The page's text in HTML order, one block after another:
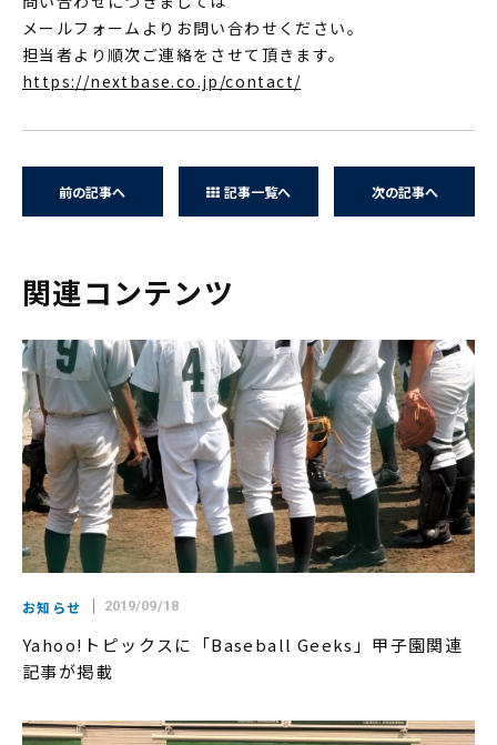
メールフォームよりお問い合わせください。
担当者より順次ご連絡をさせて頂きます。
https://nextbase.co.jp/contact/
前の記事へ 記事一覧へ 次の記事へ
関連コンテンツ
お知らせ 2019/09/18
Yahoo!トピックスに「Baseball Geeks」甲子園関連
記事が掲載